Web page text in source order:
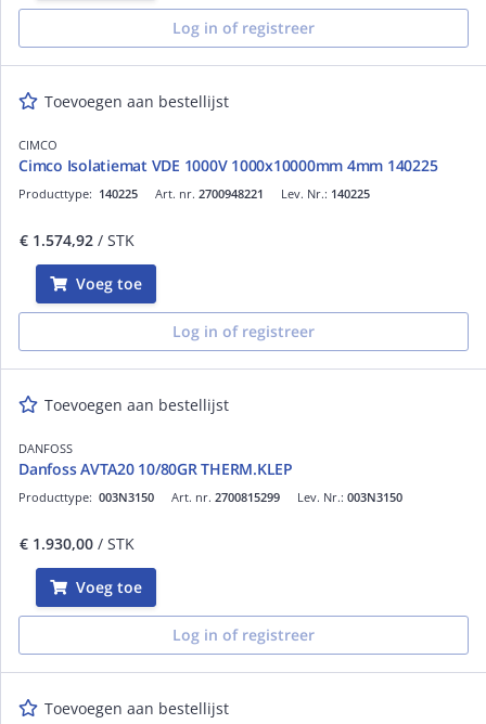
Log in of registreer
Toevoegen aan bestellijst
CIMCO
Cimco Isolatiemat VDE 1000V 1000x10000mm 4mm 140225
Art. nr. 2700948221
Producttype: 140225 Lev. Nr.: 140225
€ 1.574,92 / STK
Voeg toe
Log in of registreer
Toevoegen aan bestellijst
DANFOSS
Danfoss AVTA20 10/80GR THERM.KLEP
Art. nr. 2700815299
Producttype: 003N3150 Lev. Nr.: 003N3150
€ 1.930,00 / STK
Voeg toe
Log in of registreer
Toevoegen aan bestellijst